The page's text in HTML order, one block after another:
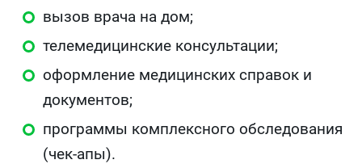
вызов врача на дом;
телемедицинские консультации;
оформление медицинских справок и
документов;
программы комплексного обследования
(чек‑апы).